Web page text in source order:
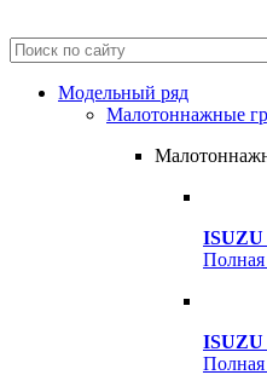
Модельный ряд
Малотоннажные
ISUZU
Полная
ISUZU
Полная